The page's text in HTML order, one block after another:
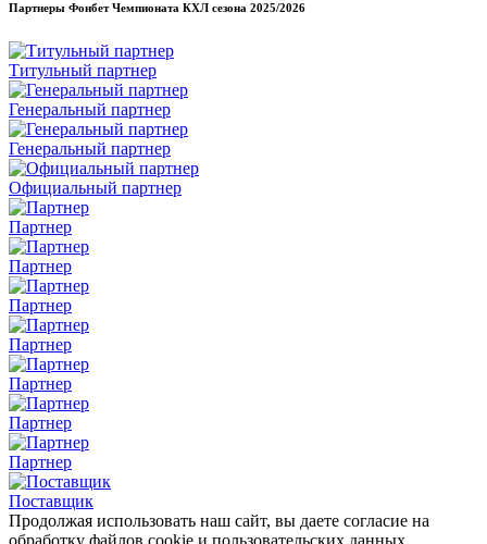
Партнеры Фонбет Чемпионата КХЛ сезона 2025/2026
Титульный партнер
Генеральный партнер
Генеральный партнер
Официальный партнер
Партнер
Партнер
Партнер
Партнер
Партнер
Партнер
Партнер
Поставщик
Продолжая использовать наш сайт, вы даете согласие на